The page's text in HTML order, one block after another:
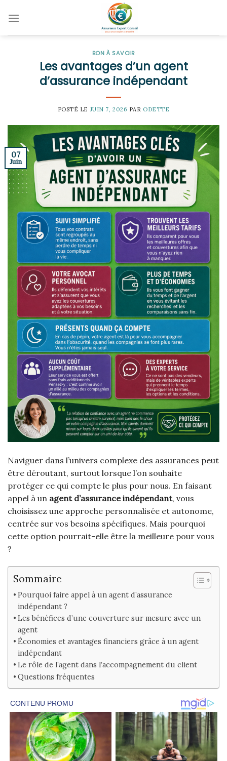
BON À SAVOIR
Les avantages d’un agent
d’assurance indépendant
POSTÉ LE JUIN 7, 2026 PAR ODETTE
07
Juin
Naviguer dans l’univers complexe des assurances peut
être déroutant, surtout lorsque l’on souhaite
protéger ce qui compte le plus pour nous. En faisant
appel à un agent d’assurance indépendant, vous
choisissez une approche personnalisée et autonome,
centrée sur vos besoins spécifiques. Mais pourquoi
cette option pourrait-elle être la meilleure pour vous
?
Sommaire
Pourquoi faire appel à un agent d’assurance
indépendant ?
Les bénéfices d’une couverture sur mesure avec un
agent
Économies et avantages financiers grâce à un agent
indépendant
Le rôle de l’agent dans l’accompagnement du client
Questions fréquentes